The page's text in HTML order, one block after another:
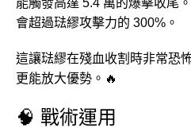
能觸發高達 5.4 萬的爆擊收尾
會超過琺繆攻擊力的 300%。
這讓琺繆在殘血收割時非常恐
更能放大優勢。🔥
🧠 戰術運用